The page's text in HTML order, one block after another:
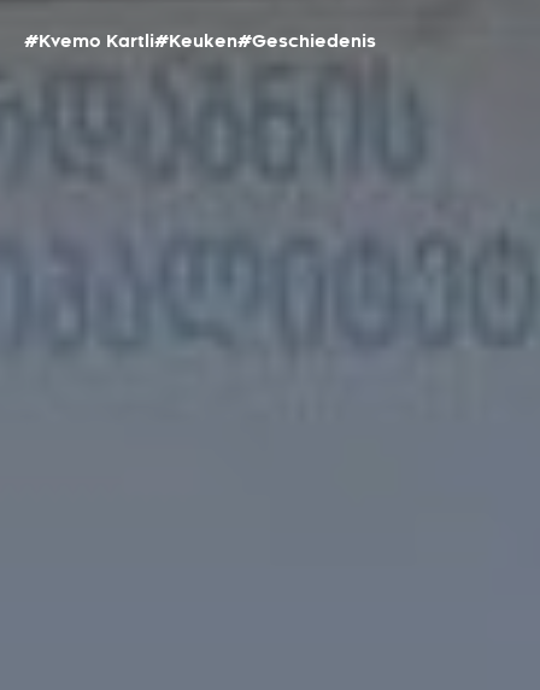
#Kvemo Kartli#Keuken#Geschiedenis